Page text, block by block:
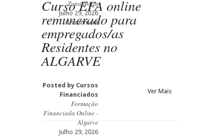
Zona Norte
Julho 29, 2026
1 comment
Curso EFA online
remunerado para
empregados/as
Residentes no
ALGARVE
Posted by Cursos
Financiados
Formação
Financiada Online -
Algarve
Julho 29, 2026
Ver Mais